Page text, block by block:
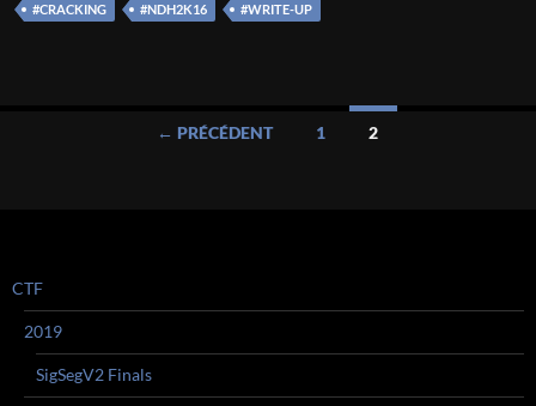
#CRACKING #NDH2K16 #WRITE-UP
← PRÉCÉDENT 1 2
CTF
2019
SigSegV2 Finals